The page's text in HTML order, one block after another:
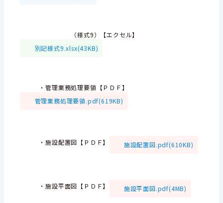
（様式9）【エクセル】
別記様式9.xlsx(43KB)
・管理業務処理要領【ＰＤＦ】
管理業務処理要領.pdf(619KB)
・施設配置図【ＰＤＦ】 施設配置図.pdf(610KB)
・施設平面図【ＰＤＦ】 施設平面図.pdf(4MB)